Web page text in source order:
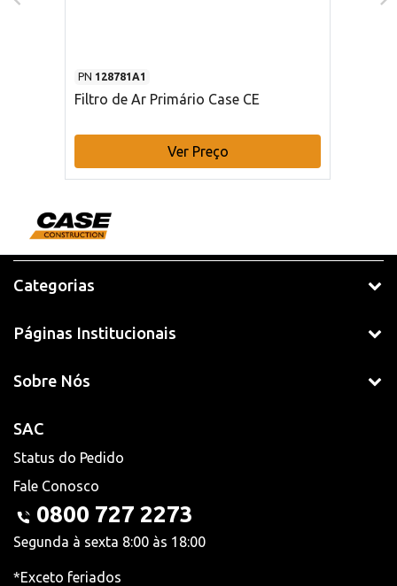
PN 128781A1
Filtro de Ar Primário Case CE
Ver Preço
Categorias
Páginas Institucionais
Sobre Nós
SAC
Status do Pedido
Fale Conosco
0800 727 2273
Segunda à sexta 8:00 às 18:00
*Exceto feriados